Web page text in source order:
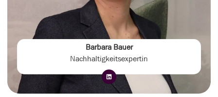
Barbara Bauer
Nachhaltigkeitsexpertin